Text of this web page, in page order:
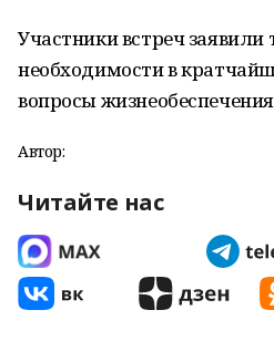
Участники встреч заявили
необходимости в
вопросы
Автор:
Читайте нас